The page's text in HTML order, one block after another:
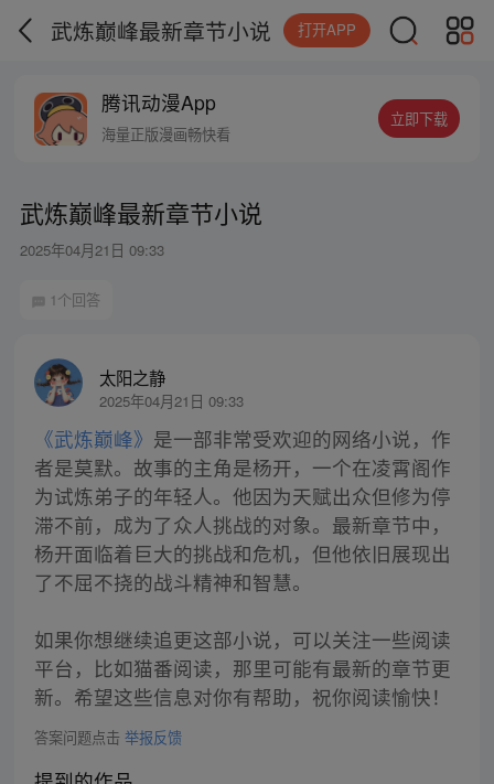
武炼巅峰最新章节小说 打开APP
腾讯动漫App
海量正版漫画畅快看
立即下载
武炼巅峰最新章节小说
2025年04月21日 09:33
1个回答
太阳之静
2025年04月21日 09:33
《武炼巅峰》 是一部非常受欢迎的网络小说，作
者是莫默。故事的主角是杨开，一个在凌霄阁作
为试炼弟子的年轻人。他因为天赋出众但修为停
滞不前，成为了众人挑战的对象。最新章节中，
杨开面临着巨大的挑战和危机，但他依旧展现出
了不屈不挠的战斗精神和智慧。
如果你想继续追更这部小说，可以关注一些阅读
平台，比如猫番阅读，那里可能有最新的章节更
新。希望这些信息对你有帮助，祝你阅读愉快！
答案问题点击 举报反馈